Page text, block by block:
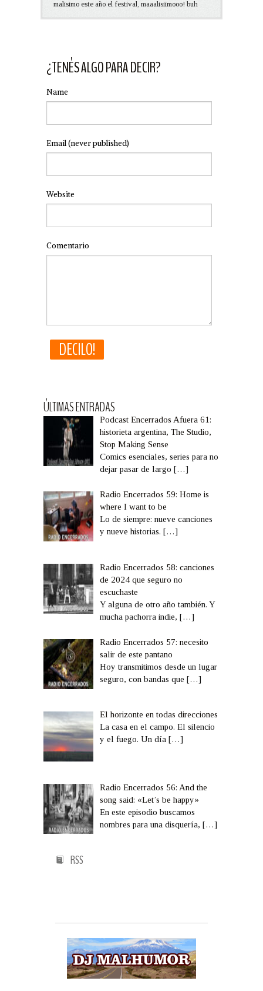
malisimo este año el festival, maaalisiimooo! buh
¿TENÉS ALGO PARA DECIR?
Name
Email(never published)
Website
Comentario
ÚLTIMAS ENTRADAS
Podcast Encerrados Afuera 61:
historieta argentina, The Studio,
Stop Making Sense
Comics esenciales, series para no
dejar pasar de largo[…]
Radio Encerrados 59: Home is
where I want to be
Lo de siempre: nueve canciones
y nueve historias.[…]
Radio Encerrados 58: canciones
de 2024 que seguro no
escuchaste
Y alguna de otro año también. Y
mucha pachorra indie,[…]
Radio Encerrados 57: necesito
salir de este pantano
Hoy transmitimos desde un lugar
seguro, con bandas que[…]
El horizonte en todas direcciones
La casa en el campo. El silencio
y el fuego. Un día[…]
Radio Encerrados 56: And the
song said: «Let’s be happy»
En este episodio buscamos
nombres para una disquería,[…]
RSS